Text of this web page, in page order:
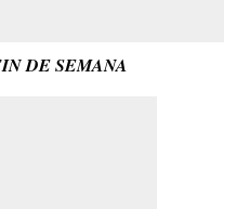
DE SEMANA